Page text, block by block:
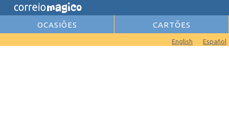
OCASIÕES CARTÕES
Español
English